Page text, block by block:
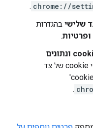
chrome://
.
בהגדרות
.
קובצי cookie ונתונים
ל'חסימת קובצי cookie של צד
שלישי' או ל'חסימת כל קובצי ה-cookie'
.